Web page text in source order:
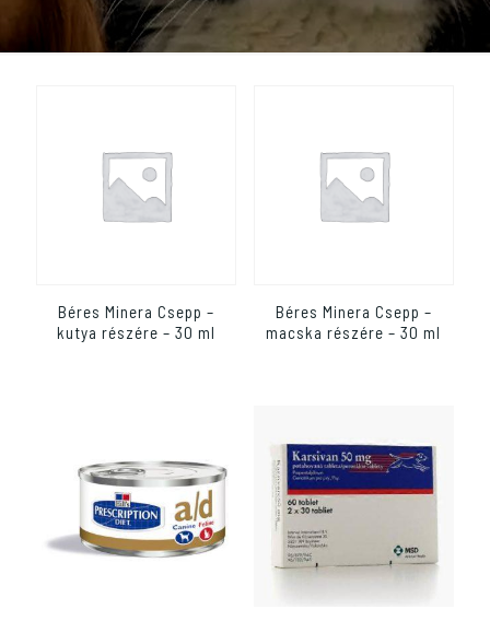
Béres Minera Csepp –
kutya részére – 30 ml
Béres Minera Csepp –
macska részére – 30 ml